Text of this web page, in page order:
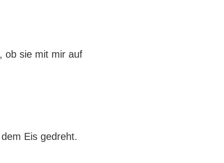
ob sie mit mir auf
Eis gedreht.